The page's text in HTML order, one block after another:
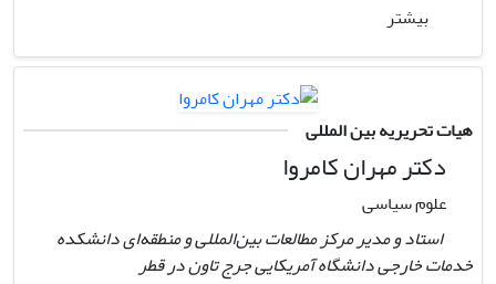
بیشتر
هیات تحریریه بین المللی
دکتر مهران کامروا
علوم سیاسی
استاد و مدیر مرکز مطالعات بین‌المللی و منطقه‌ای دانشکده
خدمات خارجی دانشگاه آمریکایی جرج تاون در قطر